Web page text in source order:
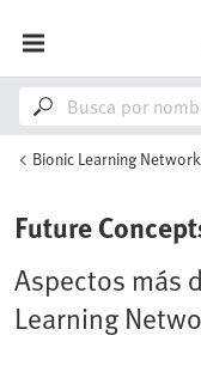
Bionic Learning Network
Future
Aspectos más
Learning